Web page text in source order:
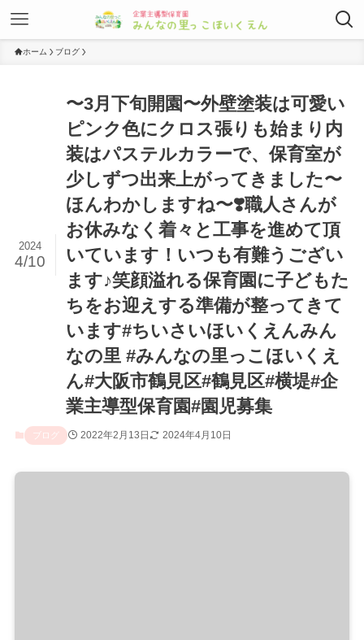
ホーム ブログ
〜3月下旬開園〜外壁塗装は可愛い
ピンク色にクロス張りも始まり内
装はパステルカラーで、保育室が
少しずつ出来上がってきました〜
ほんわかしますね〜❣️職人さんが
お休みなく着々と工事を進めて頂
いています！いつも有難うござい
ます♪笑顔溢れる保育園に子どもた
ちをお迎えする準備が整ってきて
います#ちいさいほいくえんみん
なの里 #みんなの里っこほいくえ
ん#大阪市鶴見区#鶴見区#横堤#企
業主導型保育園#園児募集
2024
4/10
ブログ 2022年2月13日 2024年4月10日